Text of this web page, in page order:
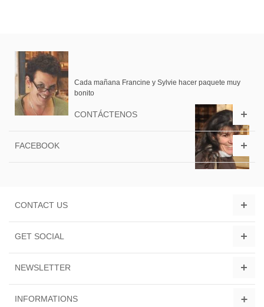
Cada mañana Francine y Sylvie hacer paquete muy
bonito
CONTÁCTENOS
FACEBOOK
CONTACT US
GET SOCIAL
NEWSLETTER
INFORMATIONS